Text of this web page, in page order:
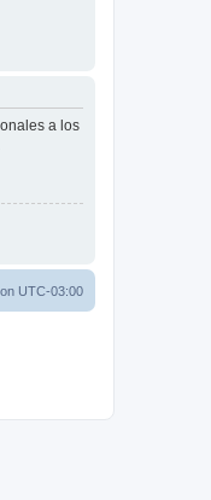
a los
UTC-03:00